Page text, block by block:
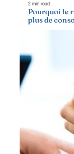
2 min read
Pourquoi le
plus de